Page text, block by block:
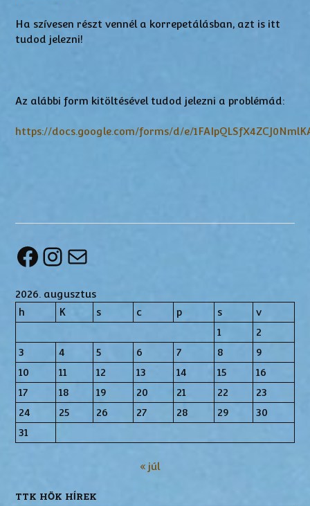
Ha szívesen részt vennél a korrepetálásban, azt is itt
tudod jelezni!
Az alábbi form kitöltésével tudod jelezni a problémád:
https://docs.google.com/forms/d/e/
Facebook
Instagram
Mail
2026. augusztus
h
K s c p s
v
1
2
3
4 5 6 7 8
9
10
11 12 13 14 15
16
17
18 19 20 21 22
23
24
25 26 27 28 29
30
31
« júl
TTK HÖK HÍREK